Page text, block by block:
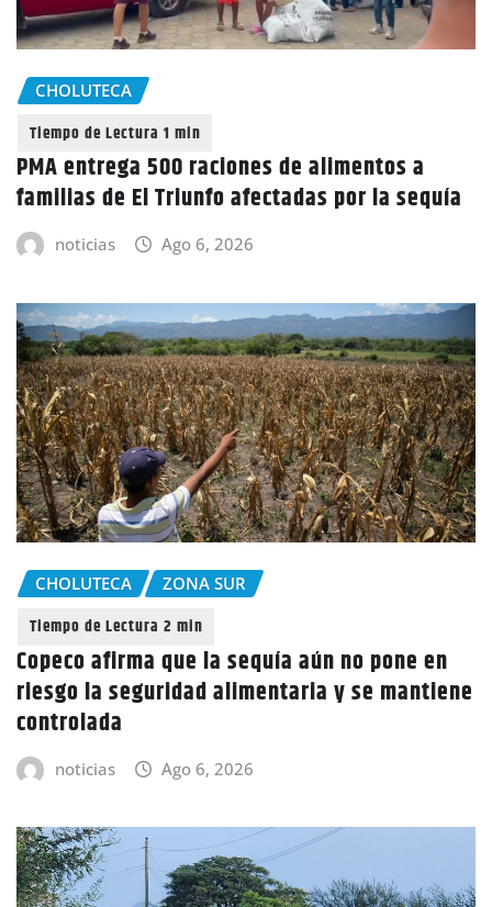
CHOLUTECA
PMA entrega 500 raciones de alimentos a
familias de El Triunfo afectadas por la sequía
noticias Ago 6, 2026
CHOLUTECA ZONA SUR
Copeco afirma que la sequía aún no pone en
riesgo la seguridad alimentaria y se mantiene
controlada
noticias Ago 6, 2026